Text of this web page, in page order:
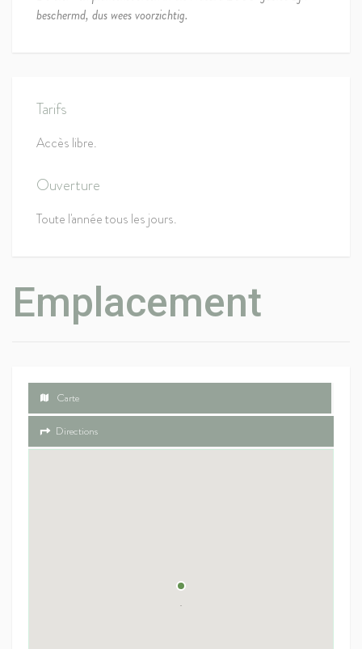
beschermd, dus wees voorzichtig.
Tarifs
Accès libre.
Ouverture
Toute l'année tous les jours.
Emplacement
Carte
Directions